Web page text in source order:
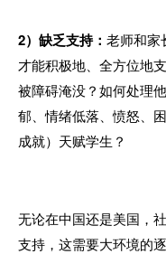
2）缺乏支持： 老师和家
才能积极地、全方位地支
被障碍淹没？如何处理
郁、情绪低落、愤怒、
成就）天赋学生？
无论在中国还是美国，
支持，这需要大环境的